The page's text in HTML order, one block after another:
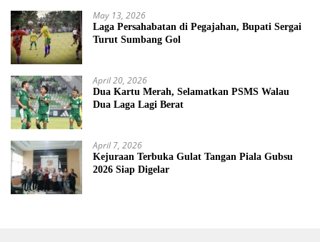
May 13, 2026
Laga Persahabatan di Pegajahan, Bupati Sergai
Turut Sumbang Gol
April 20, 2026
Dua Kartu Merah, Selamatkan PSMS Walau
Dua Laga Lagi Berat
April 7, 2026
Kejuraan Terbuka Gulat Tangan Piala Gubsu
2026 Siap Digelar